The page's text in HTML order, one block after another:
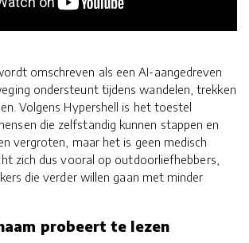
omschreven als een AI-aangedreven
ondersteunt tijdens wandelen, trekken
Volgens Hypershell is het toestel
die zelfstandig kunnen stappen en
vergroten, maar het is geen medisch
zich dus vooral op outdoorliefhebbers,
die verder willen gaan met minder
probeert te lezen